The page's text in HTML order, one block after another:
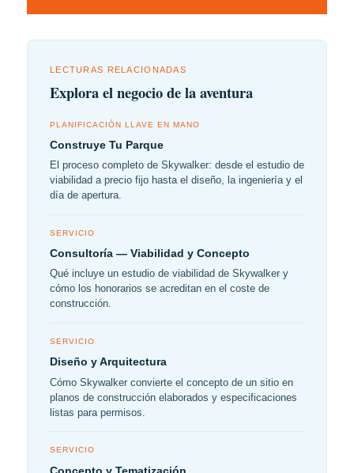
LECTURAS RELACIONADAS
Explora el negocio de la aventura
PLANIFICACIÓN LLAVE EN MANO
Construye Tu Parque
El proceso completo de Skywalker: desde el estudio de
viabilidad a precio fijo hasta el diseño, la ingeniería y el
día de apertura.
SERVICIO
Consultoría — Viabilidad y Concepto
Qué incluye un estudio de viabilidad de Skywalker y
cómo los honorarios se acreditan en el coste de
construcción.
SERVICIO
Diseño y Arquitectura
Cómo Skywalker convierte el concepto de un sitio en
planos de construcción elaborados y especificaciones
listas para permisos.
SERVICIO
Concepto y Tematización